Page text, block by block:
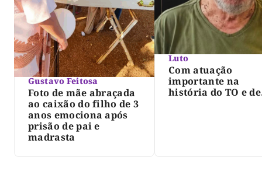
Gustavo Feitosa
Foto de mãe abraçada
ao caixão do filho de 3
anos emociona após
prisão de pai e
madrasta
Luto
Com atuação
importante na
história do TO e de